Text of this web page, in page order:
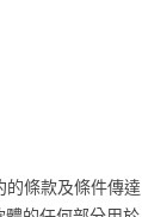
的條款及條件傳達